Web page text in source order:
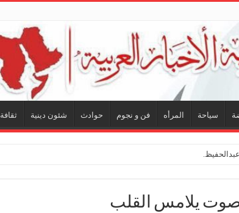
سياحة المرأه فن و نجوم حوادث شئون دينية ثقافة
شراكة فنية تر
صوت يلامس القلب